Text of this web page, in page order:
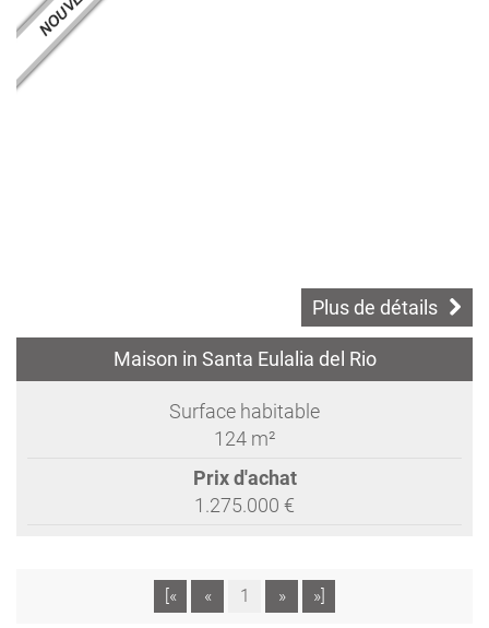
Plus de détails
Maison in Santa Eulalia del Rio
Surface habitable
124 m²
Prix d'achat
1.275.000 €
[« « 1 » »]